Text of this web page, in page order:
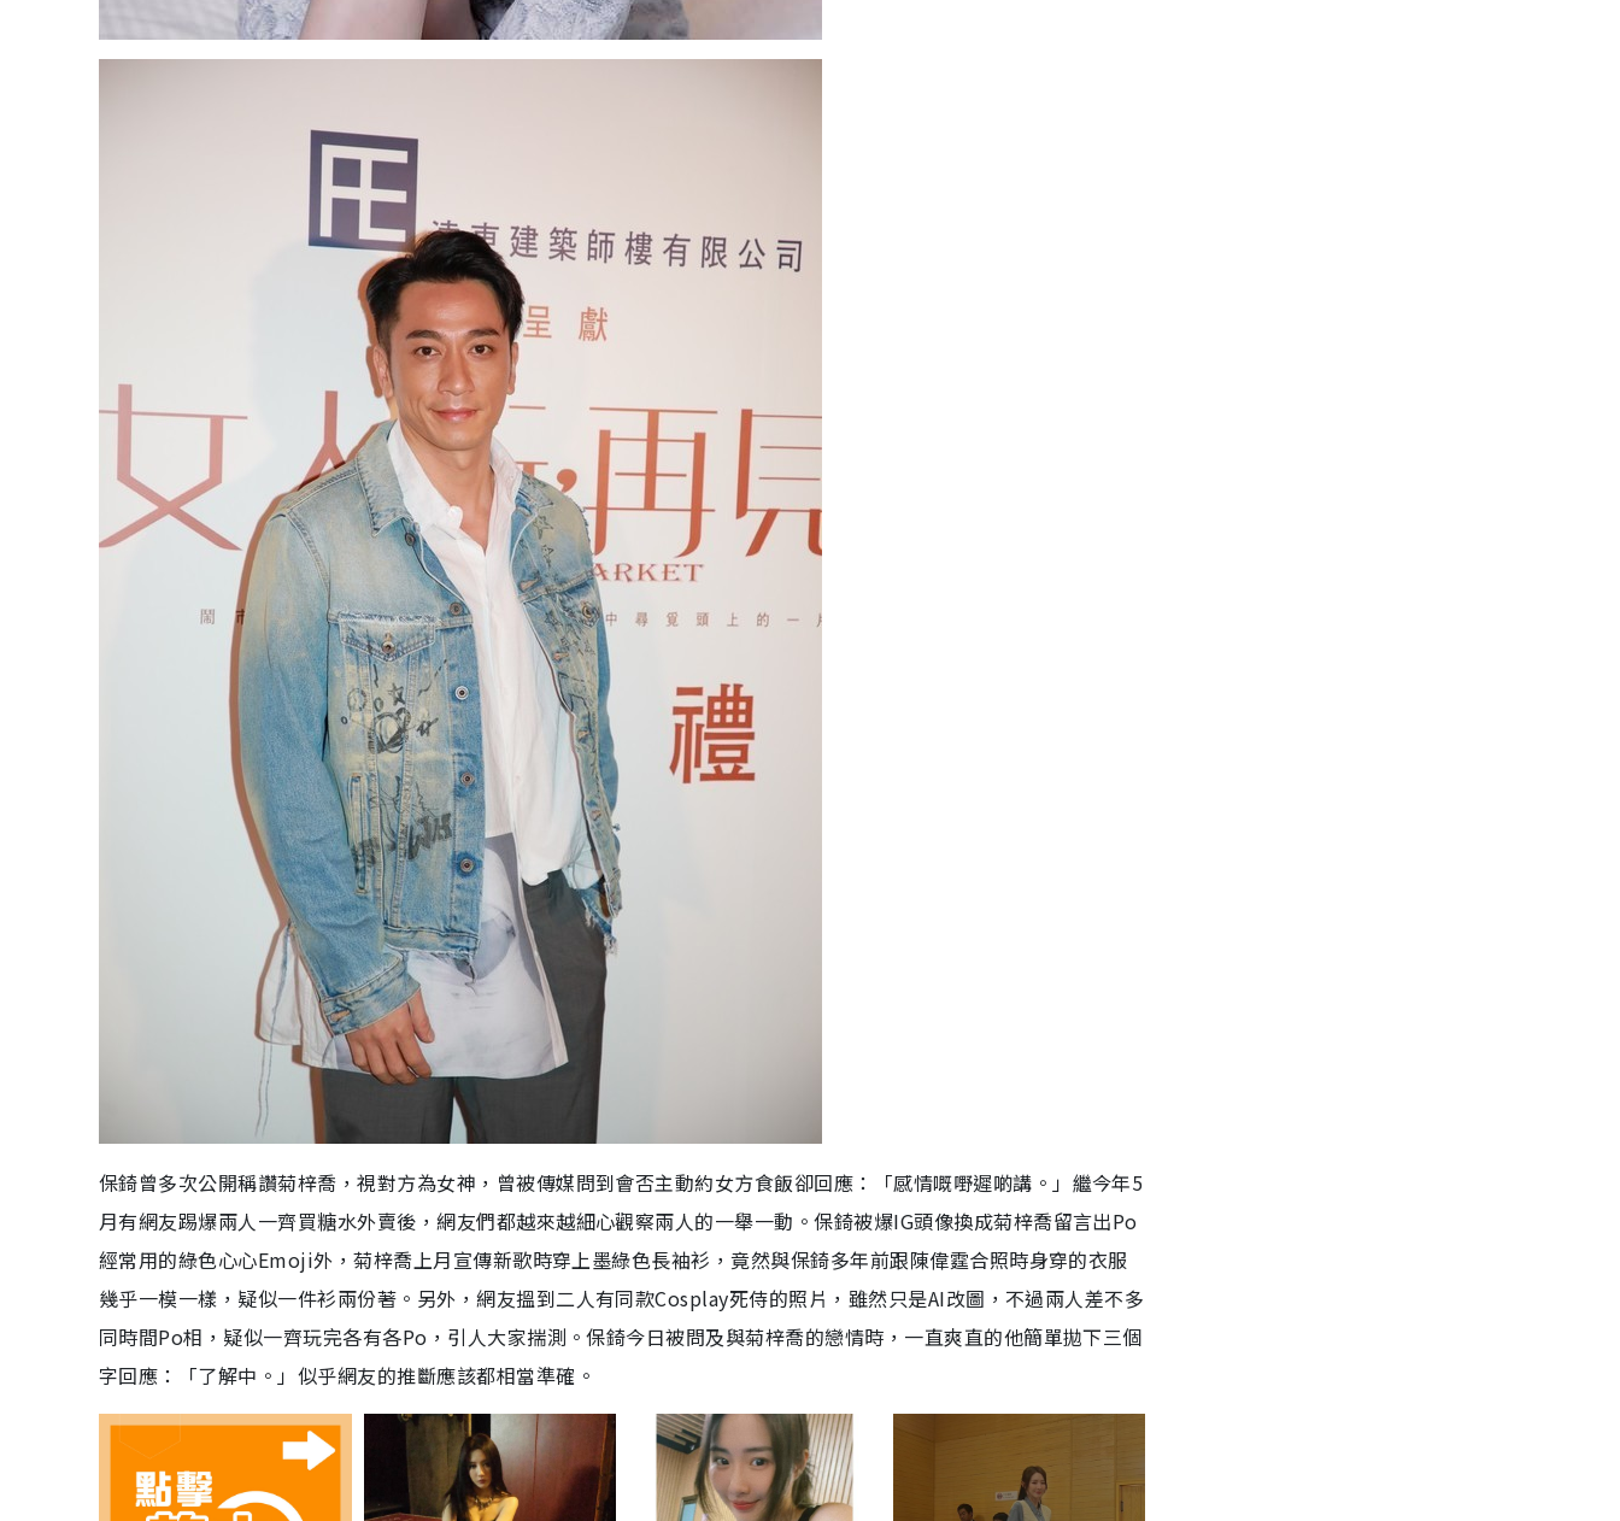
保錡曾多次公開稱讚菊梓喬，視對方為女神，曾被傳媒問到會否主動約女方食飯卻回應：「感情嘅嘢遲啲講。」繼今年5
月有網友踢爆兩人一齊買糖水外賣後，網友們都越來越細心觀察兩人的一舉一動。保錡被爆IG頭像換成菊梓喬留言出Po
經常用的綠色心心Emoji外，菊梓喬上月宣傳新歌時穿上墨綠色長袖衫，竟然與保錡多年前跟陳偉霆合照時身穿的衣服
幾乎一模一樣，疑似一件衫兩份著。另外，網友搵到二人有同款Cosplay死侍的照片，雖然只是AI改圖，不過兩人差不多
同時間Po相，疑似一齊玩完各有各Po，引人大家揣測。保錡今日被問及與菊梓喬的戀情時，一直爽直的他簡單拋下三個
字回應：「了解中。」似乎網友的推斷應該都相當準確。